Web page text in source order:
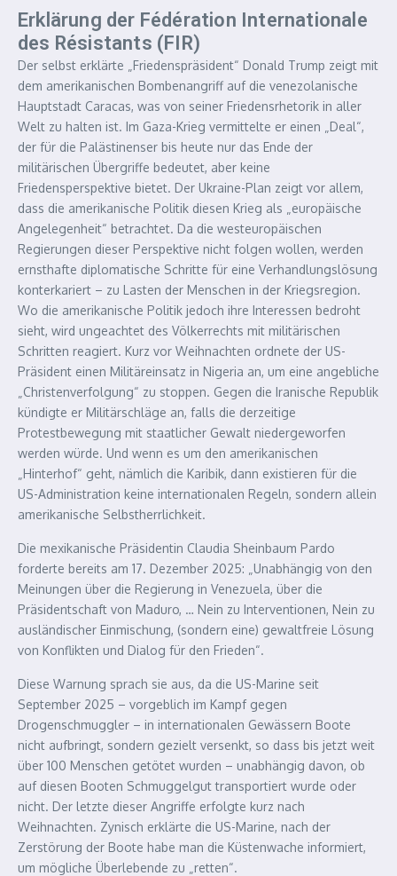
Erklärung der Fédération Internationale
des Résistants (FIR)
Der selbst erklärte „Friedenspräsident“ Donald Trump zeigt mit
dem amerikanischen Bombenangriff auf die venezolanische
Hauptstadt Caracas, was von seiner Friedensrhetorik in aller
Welt zu halten ist. Im Gaza-Krieg vermittelte er einen „Deal“,
der für die Palästinenser bis heute nur das Ende der
militärischen Übergriffe bedeutet, aber keine
Friedensperspektive bietet. Der Ukraine-Plan zeigt vor allem,
dass die amerikanische Politik diesen Krieg als „europäische
Angelegenheit“ betrachtet. Da die westeuropäischen
Regierungen dieser Perspektive nicht folgen wollen, werden
ernsthafte diplomatische Schritte für eine Verhandlungslösung
konterkariert – zu Lasten der Menschen in der Kriegsregion.
Wo die amerikanische Politik jedoch ihre Interessen bedroht
sieht, wird ungeachtet des Völkerrechts mit militärischen
Schritten reagiert. Kurz vor Weihnachten ordnete der US-
Präsident einen Militäreinsatz in Nigeria an, um eine angebliche
„Christenverfolgung“ zu stoppen. Gegen die Iranische Republik
kündigte er Militärschläge an, falls die derzeitige
Protestbewegung mit staatlicher Gewalt niedergeworfen
werden würde. Und wenn es um den amerikanischen
„Hinterhof“ geht, nämlich die Karibik, dann existieren für die
US-Administration keine internationalen Regeln, sondern allein
amerikanische Selbstherrlichkeit.
Die mexikanische Präsidentin Claudia Sheinbaum Pardo
forderte bereits am 17. Dezember 2025: „Unabhängig von den
Meinungen über die Regierung in Venezuela, über die
Präsidentschaft von Maduro, … Nein zu Interventionen, Nein zu
ausländischer Einmischung, (sondern eine) gewaltfreie Lösung
von Konflikten und Dialog für den Frieden“.
Diese Warnung sprach sie aus, da die US-Marine seit
September 2025 – vorgeblich im Kampf gegen
Drogenschmuggler – in internationalen Gewässern Boote
nicht aufbringt, sondern gezielt versenkt, so dass bis jetzt weit
über 100 Menschen getötet wurden – unabhängig davon, ob
auf diesen Booten Schmuggelgut transportiert wurde oder
nicht. Der letzte dieser Angriffe erfolgte kurz nach
Weihnachten. Zynisch erklärte die US-Marine, nach der
Zerstörung der Boote habe man die Küstenwache informiert,
um mögliche Überlebende zu „retten“.